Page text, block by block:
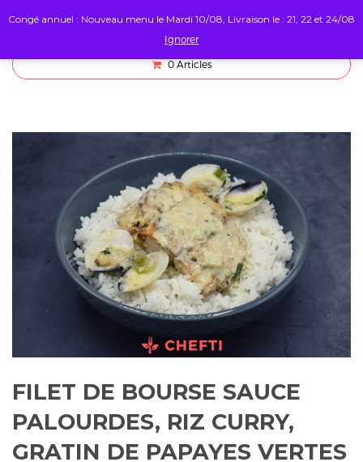
0 Articles
FILET DE BOURSE SAUCE
PALOURDES, RIZ CURRY,
GRATIN DE PAPAYES VERTES
Congé annuel : Nouveau menu le Mardi 10/08, Livraison le : 21, 22 et 24/08
Ignorer